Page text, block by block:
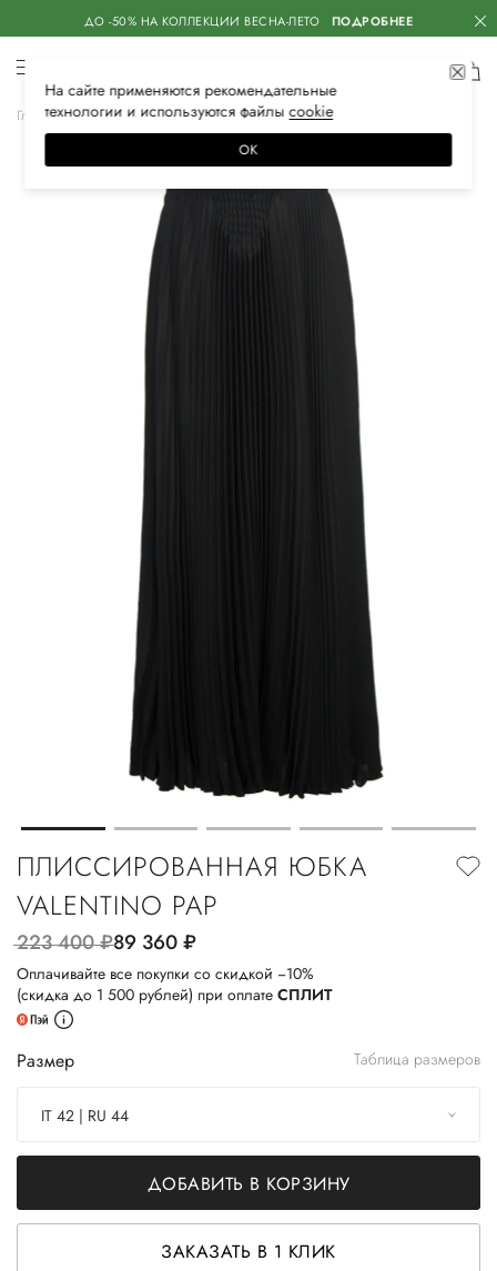
ДО -50% НА КОЛЛЕКЦИИ ВЕСНА-ЛЕТО ПОДРОБНЕЕ
Главная Женская Одежда Юбки Макси
ПЛИССИРОВАННАЯ ЮБКА
VALENTINO PAP
223 400руб.89 360руб.
Оплачивайте все покупки со скидкой −10%
(скидка до 1 500 рублей) при оплате СПЛИТ
Размер Таблица размеров
IT 42 | RU 44
ДОБАВИТЬ В КОРЗИНУ
ЗАКАЗАТЬ В 1 КЛИК
На сайте применяются рекомендательные
технологии и используются файлысооkiе
ОК